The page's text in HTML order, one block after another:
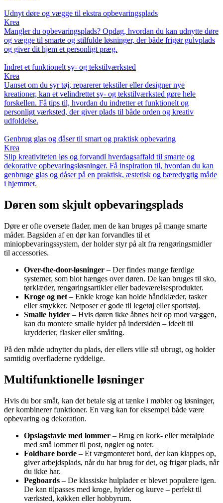
Udnyt døre og vægge til ekstra opbevaringsplads
Krea
Mangler du opbevaringsplads? Opdag, hvordan du kan udnytte døre
og vægge til smarte og stilfulde løsninger, der både frigør gulvplads
og giver dit hjem et personligt præg.
Indret et funktionelt sy- og tekstilværksted
Krea
Uanset om du syr tøj, reparerer tekstiler eller designer nye
kreationer, kan et velindrettet sy- og tekstilværksted gøre hele
forskellen. Få tips til, hvordan du indretter et funktionelt og
personligt værksted, der giver plads til både orden og kreativ
udfoldelse.
Genbrug glas og dåser til smart og praktisk opbevaring
Krea
Slip kreativiteten løs og forvandl hverdagsaffald til smarte og
dekorative opbevaringsløsninger. Få inspiration til, hvordan du kan
genbruge glas og dåser på en praktisk, æstetisk og bæredygtig måde
i hjemmet.
Døren som skjult opbevaringsplads
Døre er ofte oversete flader, men de kan bruges på mange smarte
måder. Bagsiden af en dør kan forvandles til et
miniopbevaringssystem, der holder styr på alt fra rengøringsmidler
til accessories.
Over-the-door-løsninger – Der findes mange færdige
systemer, som blot hænges over døren. De kan bruges til sko,
tørklæder, rengøringsartikler eller badeværelsesprodukter.
Kroge og net – Enkle kroge kan holde håndklæder, tasker
eller smykker. Netposer er gode til legetøj eller sportstøj.
Smalle hylder – Hvis døren ikke åbnes helt op mod væggen,
kan du montere smalle hylder på indersiden – ideelt til
krydderier, flasker eller småting.
På den måde udnytter du plads, der ellers ville stå ubrugt, og holder
samtidig overfladerne ryddelige.
Multifunktionelle løsninger
Hvis du bor småt, kan det betale sig at tænke i møbler og løsninger,
der kombinerer funktioner. En væg kan for eksempel både være
opbevaring og dekoration.
Opslagstavle med lommer – Brug en kork- eller metalplade
med små lommer til post, nøgler og noter.
Foldbare borde – Et vægmonteret bord, der kan klappes op,
giver arbejdsplads, når du har brug for det, og frigør plads, når
du ikke har.
Pegboards – De klassiske hulplader er blevet populære igen.
De kan tilpasses med kroge, hylder og kurve – perfekt til
værksted, køkken eller hobbyrum.